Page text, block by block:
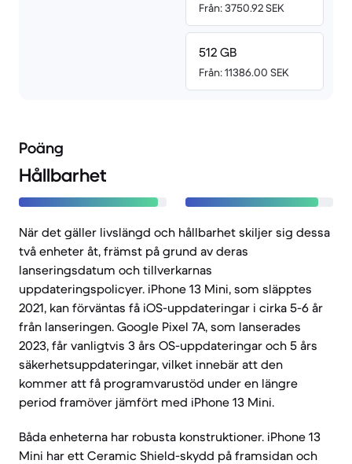
Från: 3750.92 SEK
512 GB
Från: 11386.00 SEK
Poäng
Hållbarhet
När det gäller livslängd och hållbarhet skiljer sig dessa
två enheter åt, främst på grund av deras
lanseringsdatum och tillverkarnas
uppdateringspolicyer. iPhone 13 Mini, som släpptes
2021, kan förväntas få iOS-uppdateringar i cirka 5-6 år
från lanseringen. Google Pixel 7A, som lanserades
2023, får vanligtvis 3 års OS-uppdateringar och 5 års
säkerhetsuppdateringar, vilket innebär att den
kommer att få programvarustöd under en längre
period framöver jämfört med iPhone 13 Mini.
Båda enheterna har robusta konstruktioner. iPhone 13
Mini har ett Ceramic Shield-skydd på framsidan och